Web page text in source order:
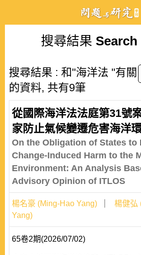
搜尋結果
搜尋結果 : 和"海洋法 "有關
的資料, 共有9筆
從國際海洋法法庭第31號
家防止氣候變遷危害海洋
On the Obligation of States to
Change-Induced Harm to the
Environment: An Analysis
Advisory Opinion of ITLOS
楊名豪 (Ming-Hao Yang)
楊健弘
Yang)
65卷2期(2026/07/02)